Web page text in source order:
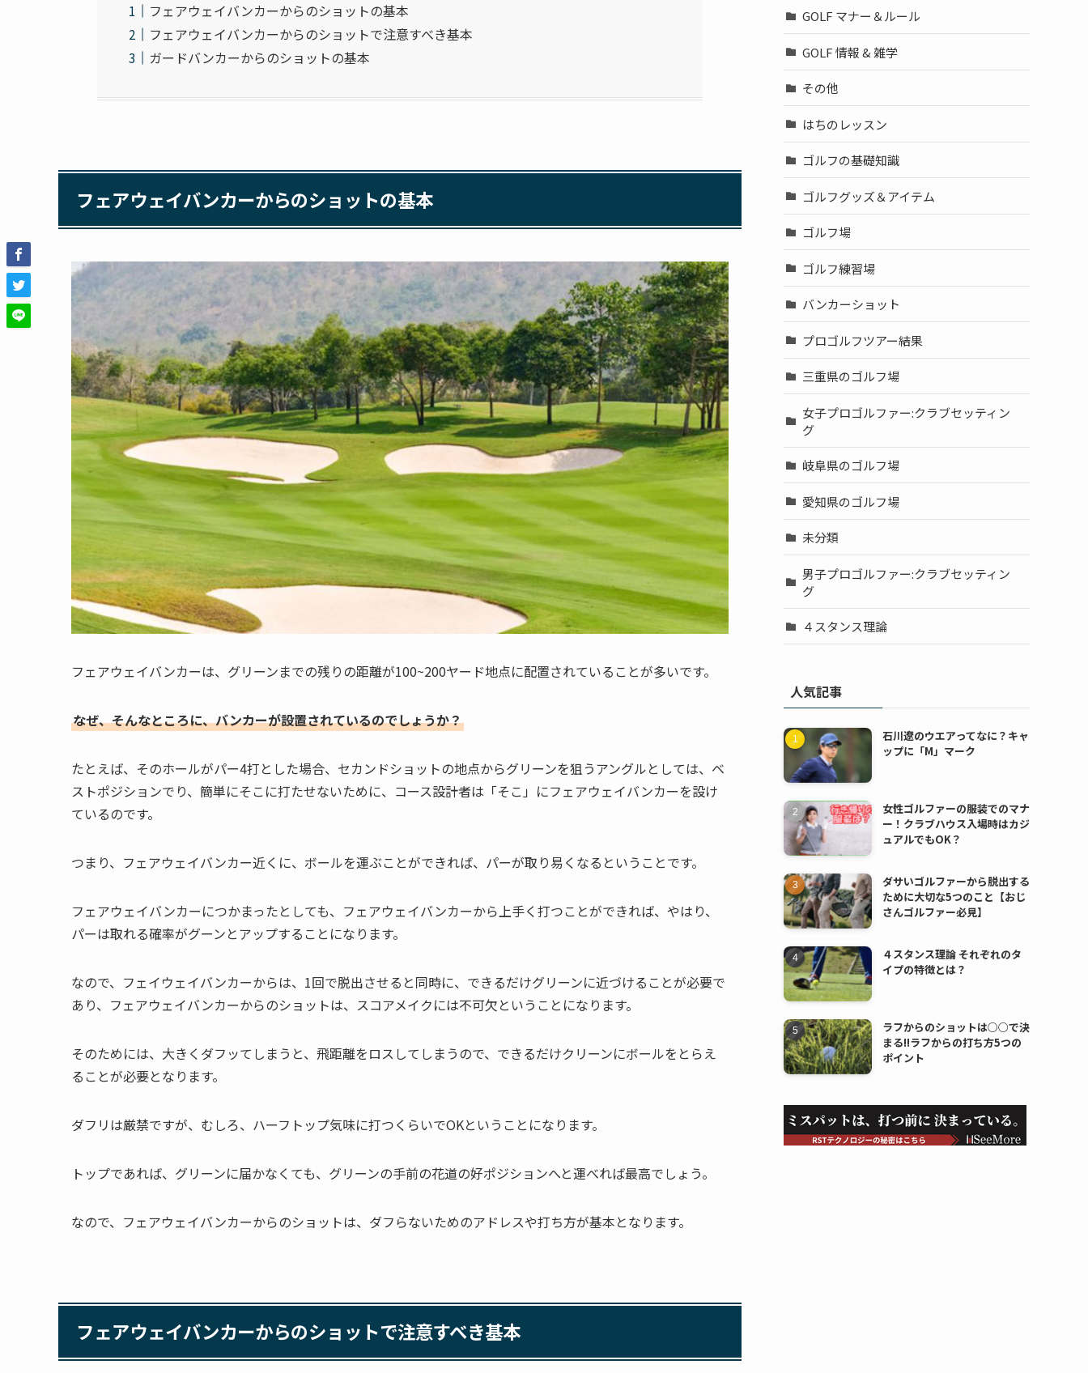
フェアウェイバンカーからのショットの基本
フェアウェイバンカーからのショットで注意すべき基本
ガードバンカーからのショットの基本
フェアウェイバンカーからのショットの基本
フェアウェイバンカーは、グリーンまでの残りの距離が100~200ヤード地点に配置されていることが多いです。
なぜ、そんなところに、バンカーが設置されているのでしょうか？
たとえば、そのホールがパー4打とした場合、セカンドショットの地点からグリーンを狙うアングルとしては、ベ
ストポジションでり、簡単にそこに打たせないために、コース設計者は「そこ」にフェアウェイバンカーを設け
ているのです。
つまり、フェアウェイバンカー近くに、ボールを運ぶことができれば、パーが取り易くなるということです。
フェアウェイバンカーにつかまったとしても、フェアウェイバンカーから上手く打つことができれば、やはり、
パーは取れる確率がグーンとアップすることになります。
なので、フェイウェイバンカーからは、1回で脱出させると同時に、できるだけグリーンに近づけることが必要で
あり、フェアウェイバンカーからのショットは、スコアメイクには不可欠ということになります。
そのためには、大きくダフッてしまうと、飛距離をロスしてしまうので、できるだけクリーンにボールをとらえ
ることが必要となります。
ダフリは厳禁ですが、むしろ、ハーフトップ気味に打つくらいでOKということになります。
トップであれば、グリーンに届かなくても、グリーンの手前の花道の好ポジションへと運べれば最高でしょう。
なので、フェアウェイバンカーからのショットは、ダフらないためのアドレスや打ち方が基本となります。
フェアウェイバンカーからのショットで注意すべき基本
GOLF マナー＆ルール
GOLF 情報 & 雑学
その他
はちのレッスン
ゴルフの基礎知識
ゴルフグッズ＆アイテム
ゴルフ場
ゴルフ練習場
バンカーショット
プロゴルフツアー結果
三重県のゴルフ場
女子プロゴルファー:クラブセッティン
グ
岐阜県のゴルフ場
愛知県のゴルフ場
未分類
男子プロゴルファー:クラブセッティン
グ
４スタンス理論
人気記事
石川遼のウエアってなに？キャ
ップに「M」マーク
女性ゴルファーの服装でのマナ
ー！クラブハウス入場時はカジ
ュアルでもOK？
ダサいゴルファーから脱出する
ために大切な5つのこと【おじ
さんゴルファー必見】
４スタンス理論 それぞれのタ
イプの特徴とは？
ラフからのショットは○○で決
まる!!ラフからの打ち方5つの
ポイント